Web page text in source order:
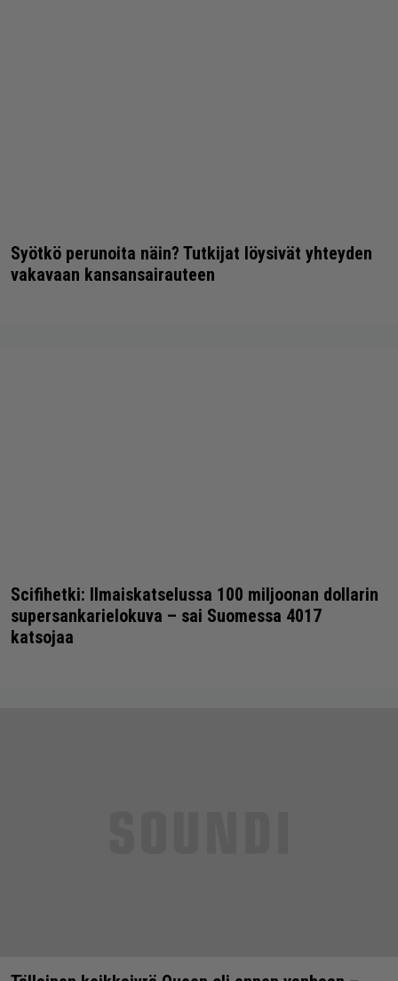
Syötkö perunoita näin? Tutkijat löysivät yhteyden
vakavaan kansansairauteen
Scifihetki: Ilmaiskatselussa 100 miljoonan dollarin
supersankarielokuva – sai Suomessa 4017
katsojaa